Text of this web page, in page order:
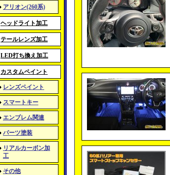
アリオン(260系)
ヘッドライト加工
テールレンズ加工
LED打ち換え加工
カスタムペイント
レンズペイント
スマートキー
エンブレム関連
パーツ塗装
リアルカーボン加
工
その他